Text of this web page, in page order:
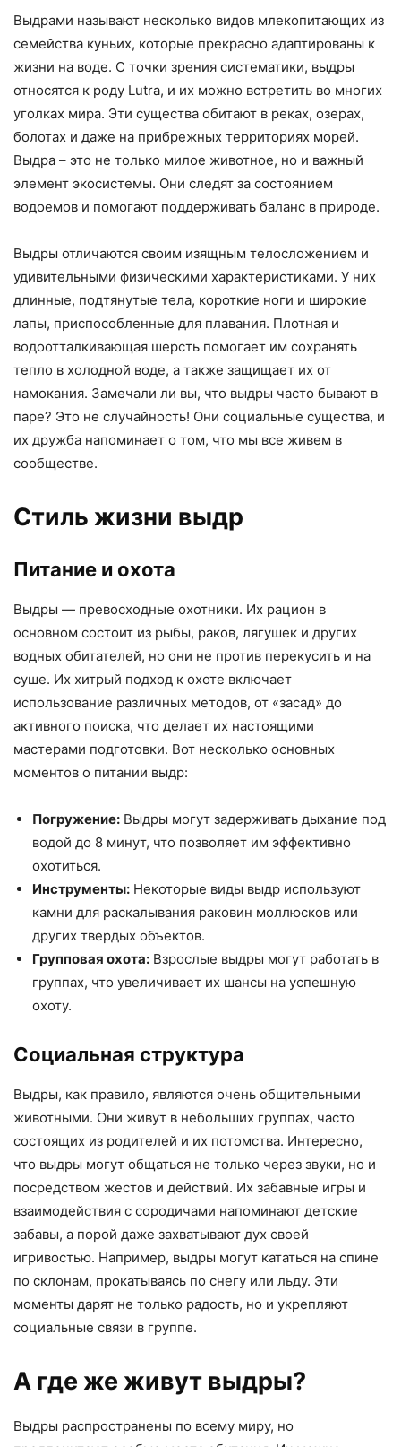
Выдрами называют несколько видов млекопитающих из
семейства куньих, которые прекрасно адаптированы к
жизни на воде. С точки зрения систематики, выдры
относятся к роду Lutra, и их можно встретить во многих
уголках мира. Эти существа обитают в реках, озерах,
болотах и даже на прибрежных территориях морей.
Выдра – это не только милое животное, но и важный
элемент экосистемы. Они следят за состоянием
водоемов и помогают поддерживать баланс в природе.
Выдры отличаются своим изящным телосложением и
удивительными физическими характеристиками. У них
длинные, подтянутые тела, короткие ноги и широкие
лапы, приспособленные для плавания. Плотная и
водоотталкивающая шерсть помогает им сохранять
тепло в холодной воде, а также защищает их от
намокания. Замечали ли вы, что выдры часто бывают в
паре? Это не случайность! Они социальные существа, и
их дружба напоминает о том, что мы все живем в
сообществе.
Стиль жизни выдр
Питание и охота
Выдры — превосходные охотники. Их рацион в
основном состоит из рыбы, раков, лягушек и других
водных обитателей, но они не против перекусить и на
суше. Их хитрый подход к охоте включает
использование различных методов, от «засад» до
активного поиска, что делает их настоящими
мастерами подготовки. Вот несколько основных
моментов о питании выдр:
Погружение: Выдры могут задерживать дыхание под
водой до 8 минут, что позволяет им эффективно
охотиться.
Инструменты: Некоторые виды выдр используют
камни для раскалывания раковин моллюсков или
других твердых объектов.
Групповая охота: Взрослые выдры могут работать в
группах, что увеличивает их шансы на успешную
охоту.
Социальная структура
Выдры, как правило, являются очень общительными
животными. Они живут в небольших группах, часто
состоящих из родителей и их потомства. Интересно,
что выдры могут общаться не только через звуки, но и
посредством жестов и действий. Их забавные игры и
взаимодействия с сородичами напоминают детские
забавы, а порой даже захватывают дух своей
игривостью. Например, выдры могут кататься на спине
по склонам, прокатываясь по снегу или льду. Эти
моменты дарят не только радость, но и укрепляют
социальные связи в группе.
А где же живут выдры?
Выдры распространены по всему миру, но